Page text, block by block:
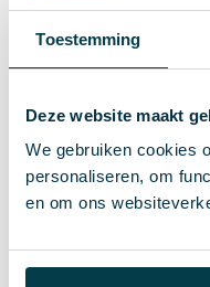
Toestemming
Deze website maakt
We gebruiken cookies
personaliseren, om
en om ons
Breedte
Wat